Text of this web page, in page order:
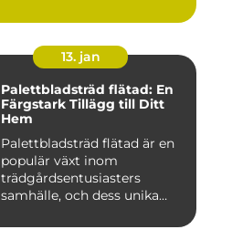
13. jan
Palettbladsträd flätad: En
Färgstark Tillägg till Ditt
Hem
Palettbladsträd flätad är en
populär växt inom
trädgårdsentusiasters
samhälle, och dess unika